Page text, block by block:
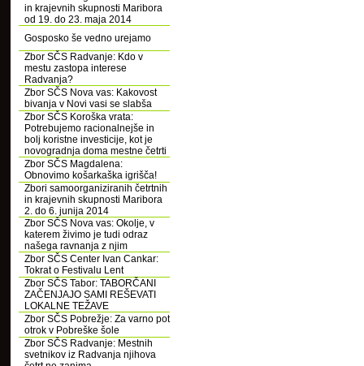
in krajevnih skupnosti Maribora
od 19. do 23. maja 2014
Gosposko še vedno urejamo
Zbor SČS Radvanje: Kdo v
mestu zastopa interese
Radvanja?
Zbor SČS Nova vas: Kakovost
bivanja v Novi vasi se slabša
Zbor SČS Koroška vrata:
Potrebujemo racionalnejše in
bolj koristne investicije, kot je
novogradnja doma mestne četrti
Zbor SČS Magdalena:
Obnovimo košarkaška igrišča!
Zbori samoorganiziranih četrtnih
in krajevnih skupnosti Maribora
2. do 6. junija 2014
Zbor SČS Nova vas: Okolje, v
katerem živimo je tudi odraz
našega ravnanja z njim
Zbor SČS Center Ivan Cankar:
Tokrat o Festivalu Lent
Zbor SČS Tabor: TABORČANI
ZAČENJAJO SAMI REŠEVATI
LOKALNE TEŽAVE
Zbor SČS Pobrežje: Za varno pot
otrok v Pobreške šole
Zbor SČS Radvanje: Mestnih
svetnikov iz Radvanja njihova